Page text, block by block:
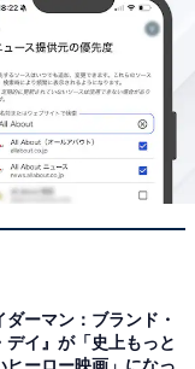
ダーマン：ブランド・
デイ』が「史上もっと